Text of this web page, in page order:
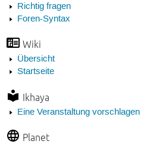
Richtig fragen
Foren-Syntax
Wiki
Übersicht
Startseite
Ikhaya
Eine Veranstaltung vorschlagen
Planet